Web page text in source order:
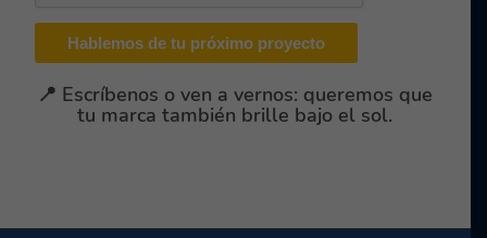
📍 Escríbenos o ven a vernos: queremos que
tu marca también brille bajo el sol.